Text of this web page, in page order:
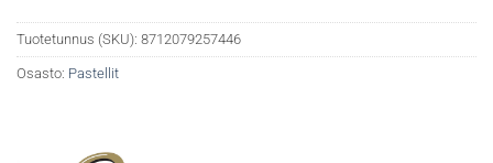
Tuotetunnus (SKU): 8712079257446
Osasto: Pastellit